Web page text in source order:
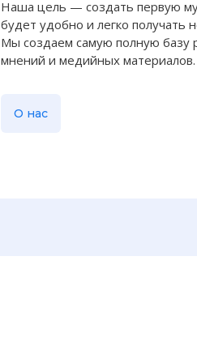
Наша цель — создать первую
будет удобно и легко
Мы создаем самую полную базу
мнений и медийных материалов.
О нас